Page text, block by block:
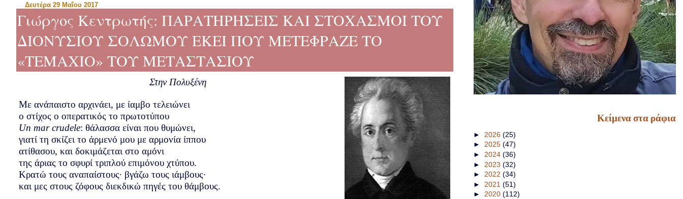
Δευτέρα 29 Μαΐου 2017
Γιώργος Κεντρωτής: ΠΑΡΑΤΗΡΗΣΕΙΣ ΚΑΙ ΣΤΟΧΑΣΜΟΙ ΤΟΥ
ΔΙΟΝΥΣΙΟΥ ΣΟΛΩΜΟΥ ΕΚΕΙ ΠΟΥ ΜΕΤΕΦΡΑΖΕ ΤΟ
«ΤΕΜΑΧΙΟ» ΤΟΥ ΜΕΤΑΣΤΑΣΙΟΥ
Στην Πολυξένη
Με ανάπαιστο αρχινάει, με ίαμβο τελειώνει
ο στίχος ο οπερατικός το πρωτοτύπου
Un mar crudele: θάλασσα είναι που θυμώνει,
γιατί τη σκίζει το άρμενό μου με αρμονία ίππου
ατίθασου, και δοκιμάζεται στο αμόνι
της άριας το σφυρί τριπλού επιμόνου χτύπου.
Κρατώ τους αναπαίστους· βγάζω τους ιάμβους·
και μες στους ζόφους διεκδικώ πηγές του θάμβους.
Κείμενα στα ράφια
► 2026 (25)
► 2025 (47)
► 2024 (36)
► 2023 (32)
► 2022 (34)
► 2021 (51)
► 2020 (112)